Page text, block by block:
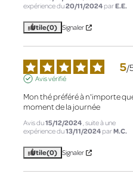
expérience du20/11/2024parE.E.
Utile(0) Signaler
5/
Avis vérifié
Mon thé préféré à n'importe
moment de la journée
Avis du15/12/2024 , suite à une
expérience du13/11/2024parM.C.
Utile(0) Signaler